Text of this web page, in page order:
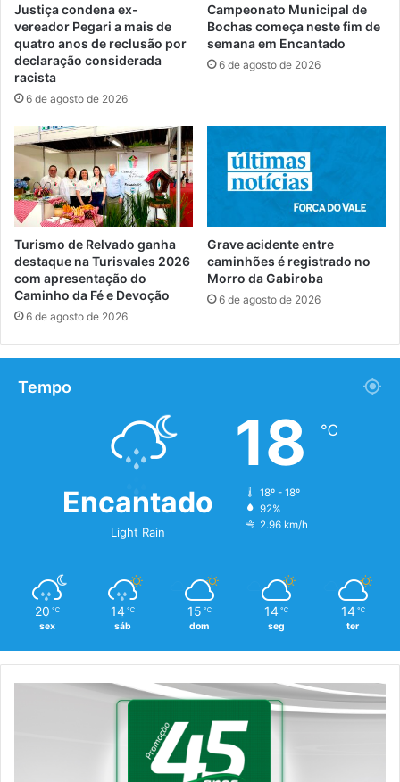
Justiça condena ex-
vereador Pegari a mais de
quatro anos de reclusão por
declaração considerada
racista
6 de agosto de 2026
Campeonato Municipal de
Bochas começa neste fim de
semana em Encantado
6 de agosto de 2026
Turismo de Relvado ganha
destaque na Turisvales 2026
com apresentação do
Caminho da Fé e Devoção
6 de agosto de 2026
Grave acidente entre
caminhões é registrado no
Morro da Gabiroba
6 de agosto de 2026
Tempo
Encantado
Light Rain
18 ℃
18º - 18º
92%
2.96 km/h
20 ℃
sex
14 ℃
sáb
15 ℃
dom
14 ℃
seg
14 ℃
ter